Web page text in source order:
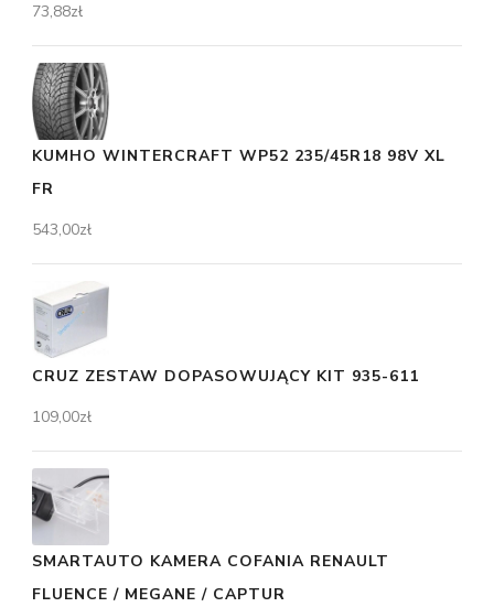
73,88zł
KUMHO WINTERCRAFT WP52 235/45R18 98V XL
FR
543,00zł
CRUZ ZESTAW DOPASOWUJĄCY KIT 935-611
109,00zł
SMARTAUTO KAMERA COFANIA RENAULT
FLUENCE / MEGANE / CAPTUR